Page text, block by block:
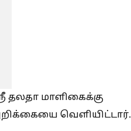
தலதா மாளிகைக்கு
வெளியிட்டார்.